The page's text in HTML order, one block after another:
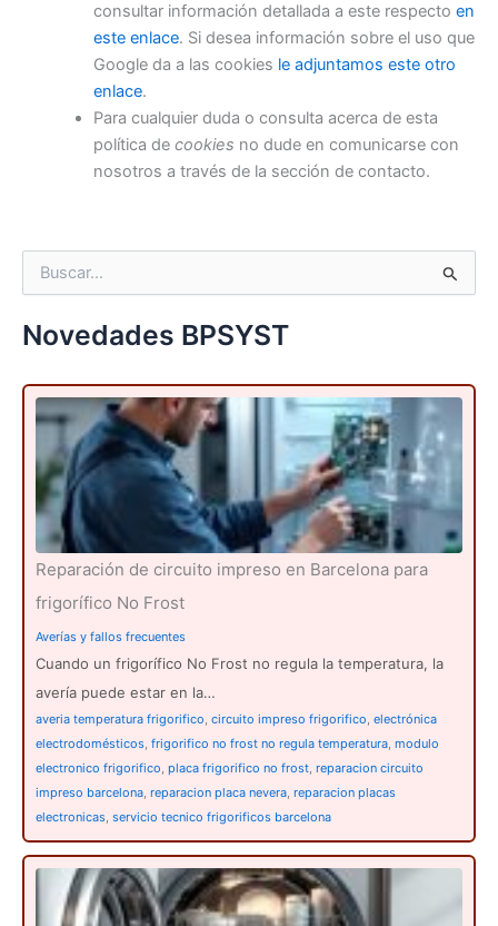
consultar información detallada a este respecto en
este enlace. Si desea información sobre el uso que
Google da a las cookies le adjuntamos este otro
enlace.
Para cualquier duda o consulta acerca de esta
política de cookies no dude en comunicarse con
nosotros a través de la sección de contacto.
c
a
p
Novedades BPSYST
Reparación de circuito impreso en Barcelona para
frigorífico No Frost
Averías y fallos frecuentes
Cuando un frigorífico No Frost no regula la temperatura, la
avería puede estar en la…
averia temperatura frigorifico, circuito impreso frigorifico, electrónica
electrodomésticos, frigorifico no frost no regula temperatura, modulo
electronico frigorifico, placa frigorifico no frost, reparacion circuito
impreso barcelona, reparacion placa nevera, reparacion placas
electronicas, servicio tecnico frigorificos barcelona